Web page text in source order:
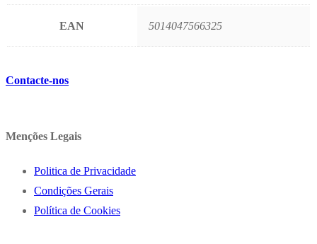
EAN 5014047566325
Contacte-nos
Menções Legais
Politica de Privacidade
Condições Gerais
Política de Cookies